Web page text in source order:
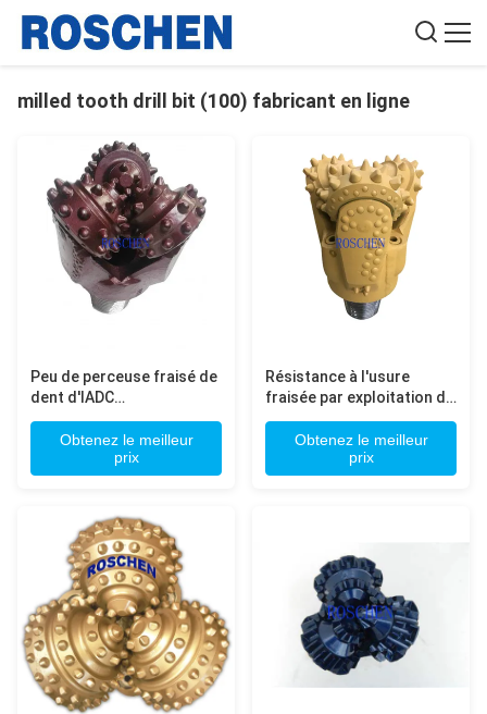
milled tooth drill bit (100) fabricant en ligne
Peu de perceuse fraisé de
dent d'IADC
127/cachetage en
caoutchouc tricône de
trépan à molettes de
roche
Obtenez le meilleur
prix
Résistance à l'usure
fraisée par exploitation de
peu de cône du peu de
perceuse de dent de gaz
Obtenez le meilleur
prix